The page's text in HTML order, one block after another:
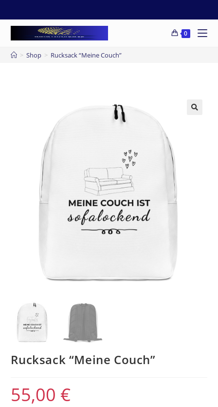
0
> Shop > Rucksack “Meine Couch”
Rucksack “Meine Couch”
55,00 €